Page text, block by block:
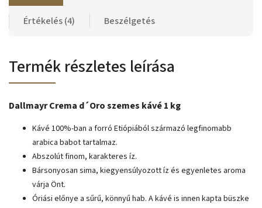
Értékelés (4) Beszélgetés
Termék részletes leírása
Dallmayr Crema d´Oro szemes kávé 1 kg
Kávé 100%-ban a forró Etiópiából származó legfinomabb
arabica babot tartalmaz.
Abszolút finom, karakteres íz.
Bársonyosan sima, kiegyensúlyozott íz és egyenletes aroma
várja Önt.
Óriási előnye a sűrű, könnyű hab. A kávé is innen kapta büszke